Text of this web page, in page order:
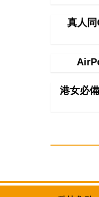
真人
港女必